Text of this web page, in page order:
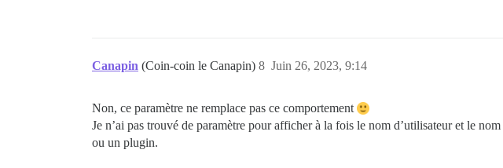
Canapin (Coin-coin le Canapin) Juin 26, 2023, 9:14
8
Non, ce paramètre ne remplace pas ce comportement
Je n’ai pas trouvé de paramètre pour afficher à la fois le nom d’utilisateur et le
ou un plugin.